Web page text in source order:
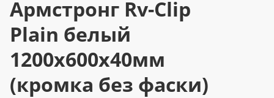
Армстронг Rv-Clip
Plain белый
1200x600х40мм
(кромка без фаски)